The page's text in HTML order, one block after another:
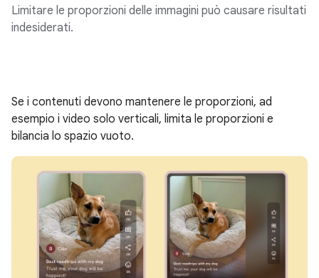
Limitare le proporzioni delle immagini può causare risultati
indesiderati.
Se i contenuti devono mantenere le proporzioni, ad
esempio i video solo verticali, limita le proporzioni e
bilancia lo spazio vuoto.